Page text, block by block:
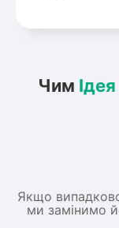
Чим
Якщо
ми замінимо